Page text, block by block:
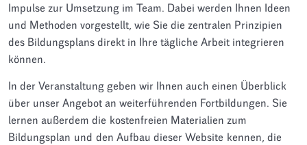
Impulse zur Umsetzung im Team. Dabei werden Ihnen Ideen
und Methoden vorgestellt, wie Sie die zentralen Prinzipien
des Bildungsplans direkt in Ihre tägliche Arbeit integrieren
können.
In der Veranstaltung geben wir Ihnen auch einen Überblick
über unser Angebot an weiterführenden Fortbildungen. Sie
lernen außerdem die kostenfreien Materialien zum
Bildungsplan und den Aufbau dieser Website kennen, die